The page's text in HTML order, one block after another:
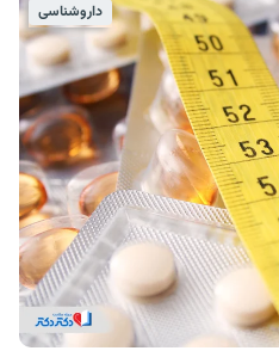
داروشناسی